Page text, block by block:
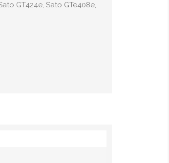
GT424e, Sato GTe408e,